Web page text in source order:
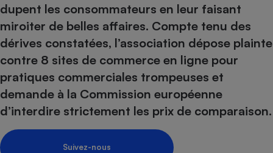
dupent les consommateurs en leur faisant
miroiter de belles affaires. Compte tenu des
dérives constatées, l’association dépose plainte
contre 8 sites de commerce en ligne pour
pratiques commerciales trompeuses et
demande à la Commission européenne
d’interdire strictement les prix de comparaison.
Suivez-nous
Complément
alimentaire
Assurance emprunteur
Gros électroménager
Petit électroménager -
Internet
Téléphonie
Mutuelle